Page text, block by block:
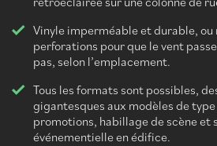
Vinyle imperméable et durable, ou
perforations pour que le vent
pas, selon l’emplacement.
Tous les formats sont possibles,
gigantesques aux modèles de
promotions, habillage de scène et
événementielle en édifice.